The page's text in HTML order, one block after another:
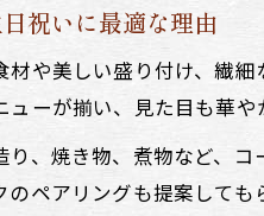
祝いに最適な理由
材や美しい盛り付け、繊
ーが揃い、見た目も華や
、焼き物、煮物など、
ペアリングも提案して